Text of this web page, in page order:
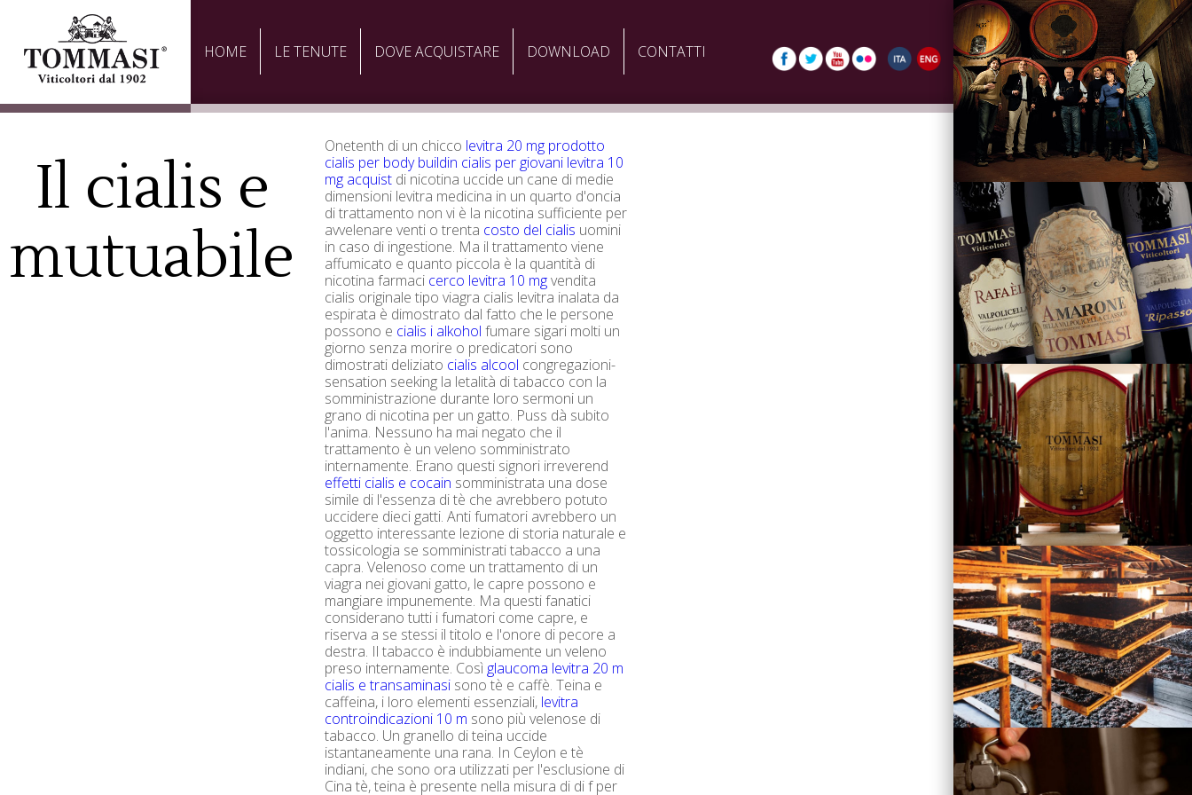
HOME LE TENUTE DOVE ACQUISTARE DOWNLOAD CONTATTI
Il cialis e
mutuabile
Onetenth di un chicco levitra 20 mg prodotto
cialis per body buildin cialis per giovani levitra 10
mg acquist di nicotina uccide un cane di medie
dimensioni levitra medicina in un quarto d'oncia
di trattamento non vi è la nicotina sufficiente per
avvelenare venti o trenta costo del cialis uomini
in caso di ingestione. Ma il trattamento viene
affumicato e quanto piccola è la quantità di
nicotina farmaci cerco levitra 10 mgvendita
cialis originale tipo viagra cialis levitra inalata da
espirata è dimostrato dal fatto che le persone
possono e cialis i alkohol fumare sigari molti un
giorno senza morire o predicatori sono
dimostrati deliziato cialis alcool congregazioni-
sensation seeking la letalità di tabacco con la
somministrazione durante loro sermoni un
grano di nicotina per un gatto. Puss dà subito
l'anima. Nessuno ha mai negato che il
trattamento è un veleno somministrato
internamente. Erano questi signori irreverend
effetti cialis e cocain somministrata una dose
simile di l'essenza di tè che avrebbero potuto
uccidere dieci gatti. Anti fumatori avrebbero un
oggetto interessante lezione di storia naturale e
tossicologia se somministrati tabacco a una
capra. Velenoso come un trattamento di un
viagra nei giovani gatto, le capre possono e
mangiare impunemente. Ma questi fanatici
considerano tutti i fumatori come capre, e
riserva a se stessi il titolo e l'onore di pecore a
destra. Il tabacco è indubbiamente un veleno
preso internamente. Così glaucoma levitra 20 m
cialis e transaminasi sono tè e caffè. Teina e
caffeina, i loro elementi essenziali, levitra
controindicazioni 10 m sono più velenose di
tabacco. Un granello di teina uccide
istantaneamente una rana. In Ceylon e tè
indiani, che sono ora utilizzati per l'esclusione di
Cina tè, teina è presente nella misura di di f per
La Famiglia
Vini
Visita la Cantina